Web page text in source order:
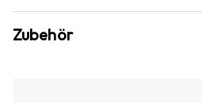
Zubehör